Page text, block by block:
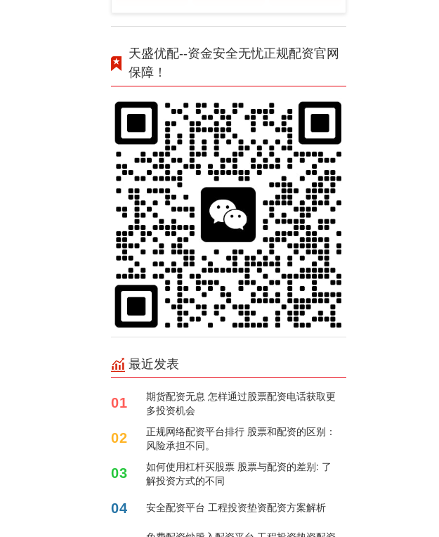
天盛优配--资金安全无忧正规配资官网
保障！
最近发表
01
期货配资无息 怎样通过股票配资电话获取更
多投资机会
02
正规网络配资平台排行 股票和配资的区别：
风险承担不同。
03
如何使用杠杆买股票 股票与配资的差别: 了
解投资方式的不同
04 安全配资平台 工程投资垫资配资方案解析